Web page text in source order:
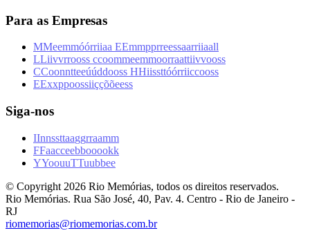
Para as Empresas
MMeemmóórriiaa EEmmpprreessaarriiaall
LLiivvrrooss ccoommeemmoorraattiivvooss
CCoonntteeúúddooss HHiissttóórriiccooss
EExxppoossiiççõõeess
Siga-nos
IInnssttaaggrraamm
FFaacceebbooookk
YYoouuTTuubbee
© Copyright 2026 Rio Memórias, todos os direitos reservados.
Rio Memórias. Rua São José, 40, Pav. 4. Centro - Rio de Janeiro -
RJ
riomemorias@riomemorias.com.br